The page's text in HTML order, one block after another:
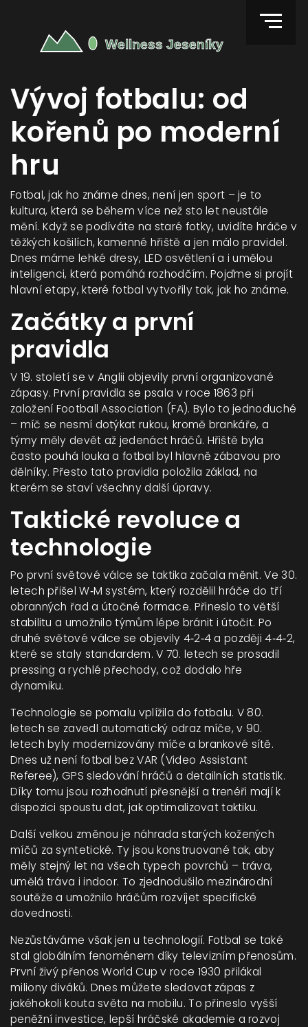
Vývoj fotbalu: od
kořenů po moderní
hru
Fotbal, jak ho známe dnes, není jen sport – je to
kultura, která se během více než sto let neustále
mění. Když se podíváte na staré fotky, uvidíte hráče v
těžkých košilích, kamenné hřiště a jen málo pravidel.
Dnes máme lehké dresy, LED osvětlení a i umělou
inteligenci, která pomáhá rozhodčím. Pojďme si projít
hlavní etapy, které fotbal vytvořily tak, jak ho známe.
Začátky a první
pravidla
V 19. století se v Anglii objevily první organizované
zápasy. První pravidla se psala v roce 1863 při
založení Football Association (FA). Bylo to jednoduché
– míč se nesmí dotýkat rukou, kromě brankáře, a
týmy měly devět až jedenáct hráčů. Hřiště byla
často pouhá louka a fotbal byl hlavně zábavou pro
dělníky. Přesto tato pravidla položila základ, na
kterém se staví všechny další úpravy.
Taktické revoluce a
technologie
Po první světové válce se taktika začala měnit. Ve 30.
letech přišel W‑M systém, který rozdělil hráče do tří
obranných řad a útočné formace. Přineslo to větší
stabilitu a umožnilo týmům lépe bránit i útočit. Po
druhé světové válce se objevily 4‑2‑4 a později 4‑4‑2,
které se staly standardem. V 70. letech se prosadil
pressing a rychlé přechody, což dodalo hře
dynamiku.
Technologie se pomalu vplížila do fotbalu. V 80.
letech se zavedl automatický odraz míče, v 90.
letech byly modernizovány míče a brankové sítě.
Dnes už není fotbal bez VAR (Video Assistant
Referee), GPS sledování hráčů a detailních statistik.
Díky tomu jsou rozhodnutí přesnější a trenéři mají k
dispozici spoustu dat, jak optimalizovat taktiku.
Další velkou změnou je náhrada starých kožených
míčů za syntetické. Ty jsou konstruované tak, aby
měly stejný let na všech typech povrchů – tráva,
umělá tráva i indoor. To zjednodušilo mezinárodní
soutěže a umožnilo hráčům rozvíjet specifické
dovednosti.
Nezůstáváme však jen u technologií. Fotbal se také
stal globálním fenoménem díky televizním přenosům.
První živý přenos World Cup v roce 1930 přilákal
miliony diváků. Dnes můžete sledovat zápas z
jakéhokoli kouta světa na mobilu. To přineslo vyšší
peněžní investice, lepší hráčské akademie a rozvoj